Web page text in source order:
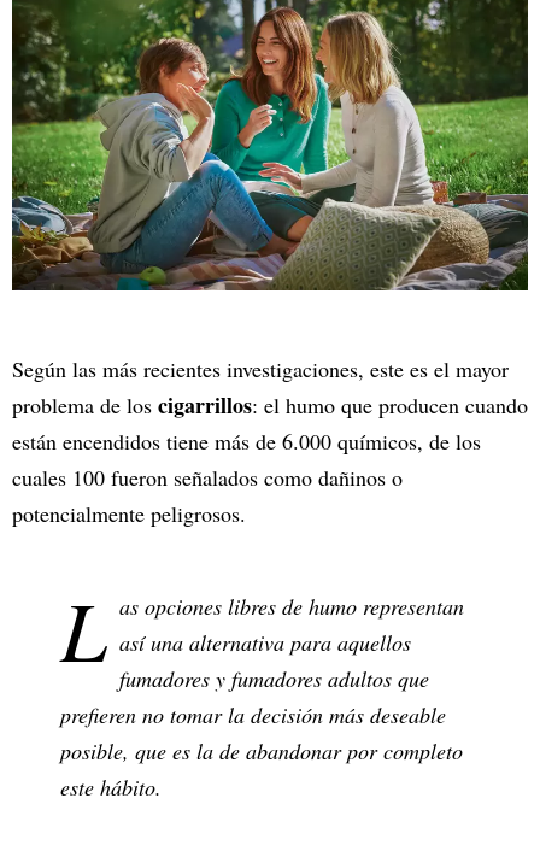
Según las más recientes investigaciones, este es el mayor
problema de los cigarrillos: el humo que producen cuando
están encendidos tiene más de 6.000 químicos, de los
cuales 100 fueron señalados como dañinos o
potencialmente peligrosos.
L as opciones libres de humo representan
así una alternativa para aquellos
fumadores y fumadores adultos que
prefieren no tomar la decisión más deseable
posible, que es la de abandonar por completo
este hábito.